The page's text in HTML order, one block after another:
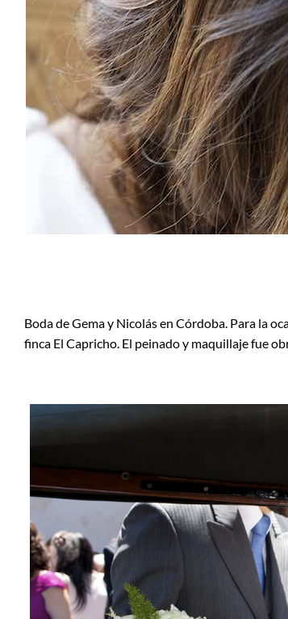
Boda de Gema y Nicolás en Córdoba. Para la
finca El Capricho. El peinado y maquillaje fue